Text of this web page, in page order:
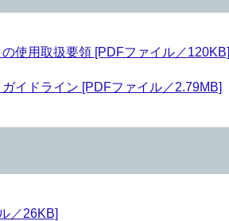
使用取扱要領 [PDFファイル／120KB]
イドライン [PDFファイル／2.79MB]
／26KB]